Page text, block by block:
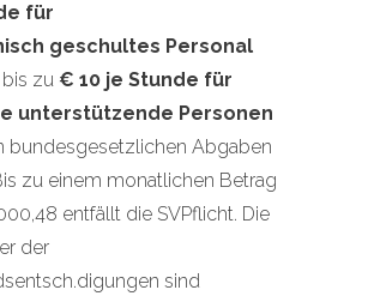
für
geschultes Personal
zu € 10 je Stunde für
unterstützende Personen
bundesgesetzlichen Abgaben
zu einem monatlichen Betrag
entfällt die SVPflicht. Die
der
sind